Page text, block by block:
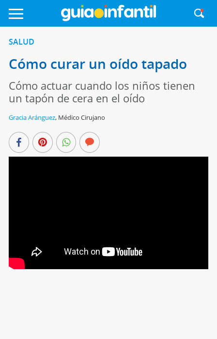
SALUD
Cómo curar un oído tapado
Cómo actuar cuando los niños tienen
un tapón de cera en el oído
Gracia Aránguez, Médico Cirujano